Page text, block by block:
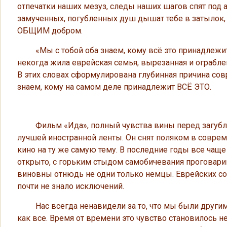
отпечатки наших мезуз, следы наших шагов спят
замученных, погубленных душ дышат тебе в
ОБЩИМ добром.
«Мы с тобой оба знаем, кому всё это
некогда жила еврейская семья, вырезанная и
В этих словах сформулирована глубинная причина
знаем, кому на самом деле принадлежит ВСЁ ЭТО.
Фильм «Ида», полный чувства вины перед
лучшей иностранной ленты. Он снят поляком в
кино на ту же самую тему. В последние годы все
открыто, с горьким стыдом самобичевания
виновны отнюдь не одни только немцы. Еврейских
почти не знало исключений.
Нас всегда ненавидели за то, что мы были
как все. Время от времени это чувство становилось